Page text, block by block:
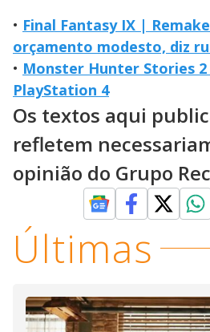
• Final Fantasy IX |
orçamento modesto, diz
• Monster Hunter Stories
PlayStation 4
Os textos aqui
refletem
opinião do Grupo
Últimas